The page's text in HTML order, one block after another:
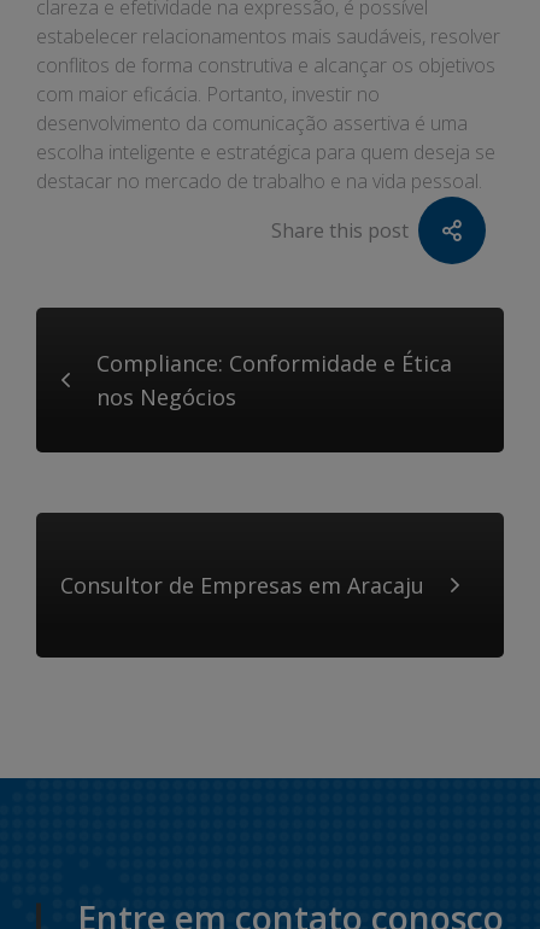
clareza e efetividade na expressão, é possível
estabelecer relacionamentos mais saudáveis, resolver
conflitos de forma construtiva e alcançar os objetivos
com maior eficácia. Portanto, investir no
desenvolvimento da comunicação assertiva é uma
escolha inteligente e estratégica para quem deseja se
destacar no mercado de trabalho e na vida pessoal.
Share this post
Compliance: Conformidade e Ética
nos Negócios
Consultor de Empresas em Aracaju
Entre em contato conosco